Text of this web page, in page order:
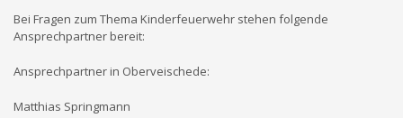
Bei Fragen zum Thema Kinderfeuerwehr stehen folgende
Ansprechpartner bereit:
Ansprechpartner in Oberveischede:
Matthias Springmann